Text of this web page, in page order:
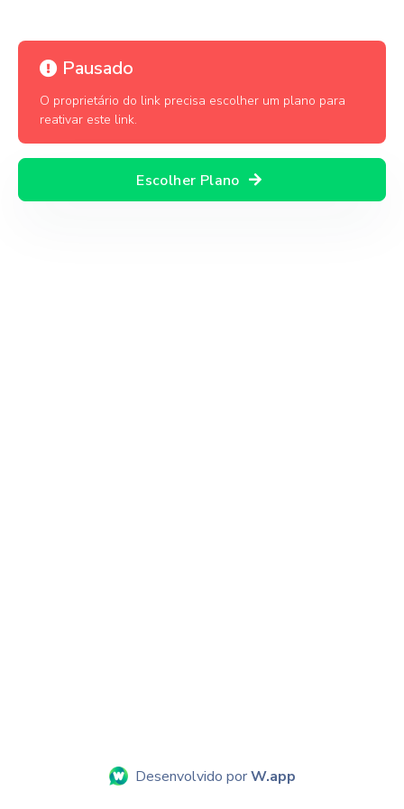
Pausado
O proprietário do link precisa escolher um plano para
reativar este link.
Escolher Plano
Desenvolvido porW.app